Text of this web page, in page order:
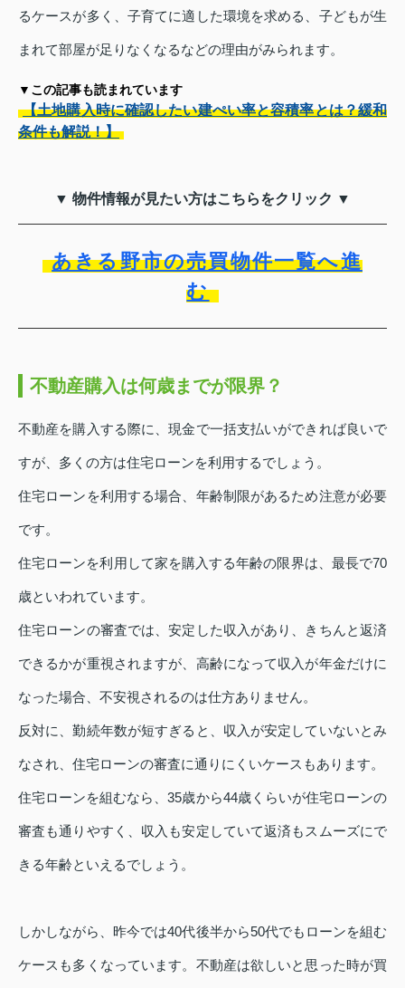
るケースが多く、子育てに適した環境を求める、子どもが生
まれて部屋が足りなくなるなどの理由がみられます。
▼この記事も読まれています
【土地購入時に確認したい建ぺい率と容積率とは？緩和
条件も解説！】
▼ 物件情報が見たい方はこちらをクリック ▼
あきる野市の売買物件一覧へ進
む
不動産購入は何歳までが限界？
不動産を購入する際に、現金で一括支払いができれば良いで
すが、多くの方は住宅ローンを利用するでしょう。
住宅ローンを利用する場合、年齢制限があるため注意が必要
です。
住宅ローンを利用して家を購入する年齢の限界は、最長で70
歳といわれています。
住宅ローンの審査では、安定した収入があり、きちんと返済
できるかが重視されますが、高齢になって収入が年金だけに
なった場合、不安視されるのは仕方ありません。
反対に、勤続年数が短すぎると、収入が安定していないとみ
なされ、住宅ローンの審査に通りにくいケースもあります。
住宅ローンを組むなら、35歳から44歳くらいが住宅ローンの
審査も通りやすく、収入も安定していて返済もスムーズにで
きる年齢といえるでしょう。
しかしながら、昨今では40代後半から50代でもローンを組む
ケースも多くなっています。不動産は欲しいと思った時が買